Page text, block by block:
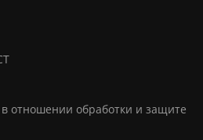
отношении обработки и защите